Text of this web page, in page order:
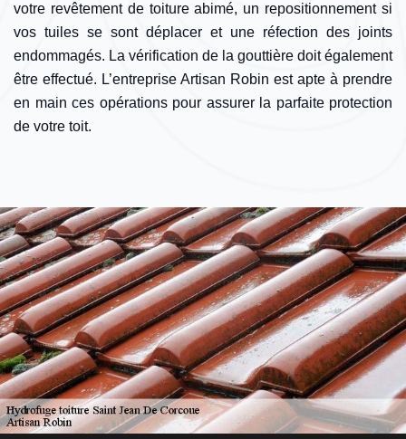
votre revêtement de toiture abimé, un repositionnement si
vos tuiles se sont déplacer et une réfection des joints
endommagés. La vérification de la gouttière doit également
être effectué. L’entreprise Artisan Robin est apte à prendre
en main ces opérations pour assurer la parfaite protection
de votre toit.